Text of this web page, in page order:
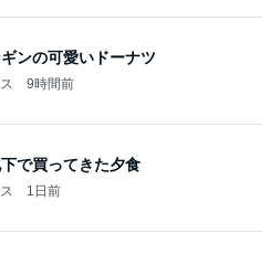
ンの可愛いドーナツ
9時間前
で買ってきた夕食
1日前